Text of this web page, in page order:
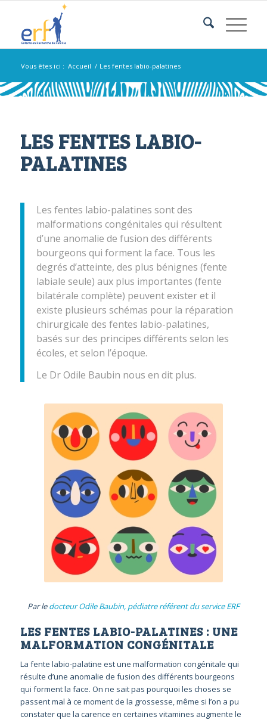
Vous êtes ici : Accueil / Les fentes labio-palatines
LES FENTES LABIO-
PALATINES
Les fentes labio-palatines sont des
malformations congénitales qui résultent
d’une anomalie de fusion des différents
bourgeons qui forment la face. Tous les
degrés d’atteinte, des plus bénignes (fente
labiale seule) aux plus importantes (fente
bilatérale complète) peuvent exister et il
existe plusieurs schémas pour la réparation
chirurgicale des fentes labio-palatines,
basés sur des principes différents selon les
écoles, et selon l’époque.
Le Dr Odile Baubin nous en dit plus.
Par ledocteur Odile Baubin, pédiatre référent du service ERF
LES FENTES LABIO-PALATINES : UNE
MALFORMATION CONGÉNITALE
La fente labio-palatine est une malformation congénitale qui
résulte d’une anomalie de fusion des différents bourgeons
qui forment la face. On ne sait pas pourquoi les choses se
passent mal à ce moment de la grossesse, même si l’on a pu
constater que la carence en certaines vitamines augmente le